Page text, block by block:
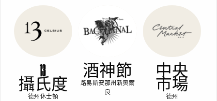
13
攝氏度
德州休士頓
酒神節
路易斯安那州新奧爾
良
中央
市場
德州